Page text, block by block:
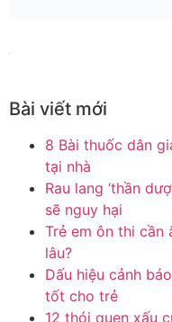
Bài viết mới
8 Bài thuốc dân
tại nhà
Rau lang ‘thần
sẽ nguy hại
Trẻ em ôn thi cần
lâu?
Dấu hiệu cảnh
tốt cho trẻ
12 thói quen xấu